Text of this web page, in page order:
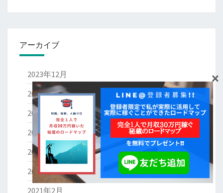
アーカイブ
2023年12月
2022年11月
2022年2月
2022年1月
2021年4月
2021年3月
2021年2月
×